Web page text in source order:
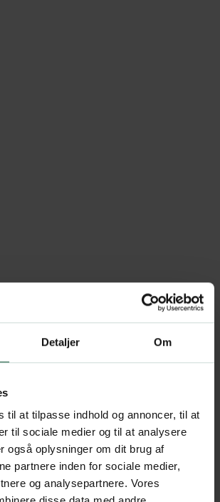
Detaljer Om
til at tilpasse indhold og annoncer, til at
til sociale medier og til at analysere
også oplysninger om dit brug af
partnere inden for sociale medier,
og analysepartnere. Vores